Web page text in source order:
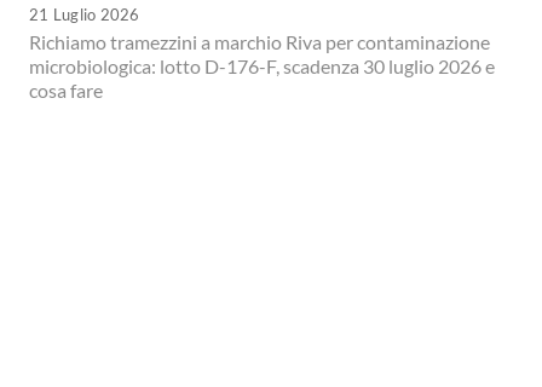
21 Luglio 2026
Richiamo tramezzini a marchio Riva per contaminazione
microbiologica: lotto D-176-F, scadenza 30 luglio 2026 e
cosa fare